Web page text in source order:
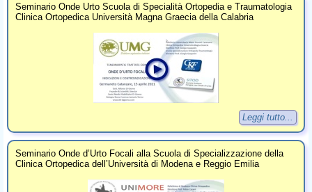
Seminario Onde Urto Scuola di Specialità Ortopedia e Traumatologia
Clinica Ortopedica Università Magna Graecia della Calabria
Leggi tutto...
Seminario Onde d’Urto Focali alla Scuola di Specializzazione della
Clinica Ortopedica dell’Università di Modena e Reggio Emilia